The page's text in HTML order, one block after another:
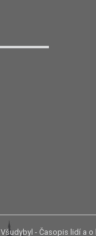
Všudybyl - Časopis lidí a